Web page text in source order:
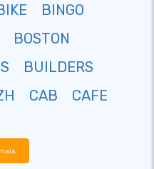
BINGO
BOSTON
BUILDERS
CAB
CAFE